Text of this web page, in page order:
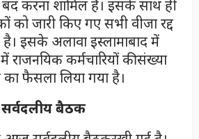
करना शामिल है। इसके साथ ही
को जारी किए गए सभी वीजा रद्द
इसके अलावा इस्लामाबाद में
राजनयिक कर्मचारियों की संख्या
फैसला लिया गया है।
बैठक